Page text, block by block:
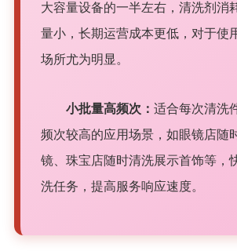
大容量设备的一半左右，清洗剂消
量小，长期运营成本更低，对于使
场所尤为明显。
小批量高频次： 适合每次清洗
频次较高的应用场景，如眼镜店随
镜、珠宝店随时清洗展示首饰等，
洗任务，提高服务响应速度。